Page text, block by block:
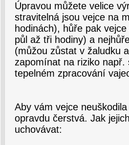
Úpravou můžete velice
stravitelná jsou vejce na
hodinách), hůře pak
půl až tři hodiny) a
(můžou zůstat v žaludku
zapomínat na riziko
tepelném zpracování
Aby vám vejce
opravdu čerstvá. Jak
uchovávat: